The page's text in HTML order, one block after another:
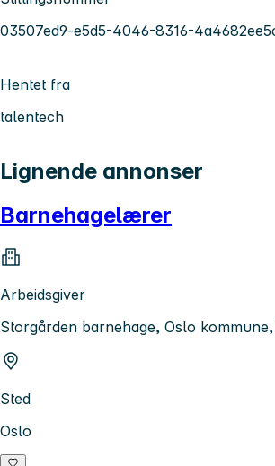
03507ed9-e5d5-4046-8316-
Hentet fra
talentech
Lignende annonser
Barnehagelærer
Arbeidsgiver
Storgården barnehage, Oslo
Sted
Oslo